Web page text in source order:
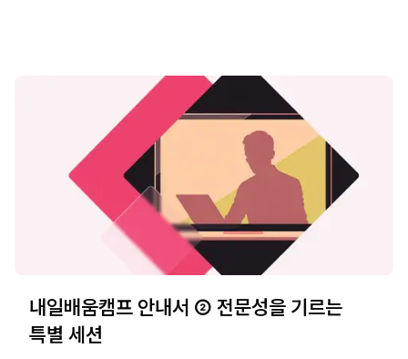
내일배움캠프 안내서 ② 전문성을 기르는
특별 세션